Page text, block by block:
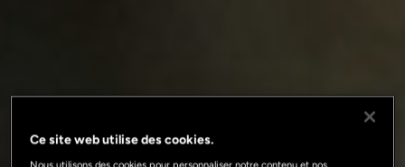
Ce site web utilise des cookies.